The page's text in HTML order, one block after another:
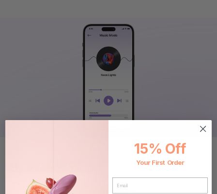
点击开始/停止开始播放。
15% Off
Your First Order